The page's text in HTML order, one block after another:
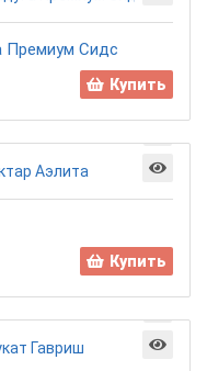
Премиум Сидс
Купить
Купить